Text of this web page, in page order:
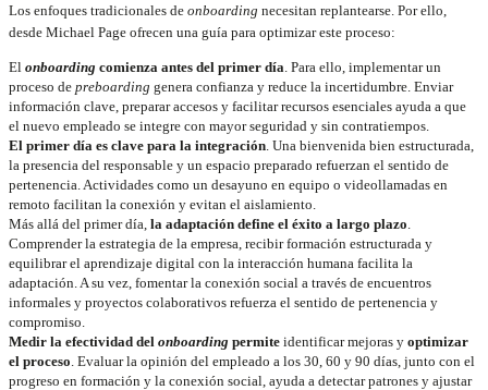
Los enfoques tradicionales de onboarding necesitan replantearse. Por ello,
desde Michael Page ofrecen una guía para optimizar este proceso:
El onboarding comienza antes del primer día . Para ello, implementar un
proceso de preboarding genera confianza y reduce la incertidumbre. Enviar
información clave, preparar accesos y facilitar recursos esenciales ayuda a que
el nuevo empleado se integre con mayor seguridad y sin contratiempos.
El primer día es clave para la integración . Una bienvenida bien estructurada,
la presencia del responsable y un espacio preparado refuerzan el sentido de
pertenencia. Actividades como un desayuno en equipo o videollamadas en
remoto facilitan la conexión y evitan el aislamiento.
Más allá del primer día, la adaptación define el éxito a largo plazo
Comprender la estrategia de la empresa, recibir formación estructurada y
equilibrar el aprendizaje digital con la interacción humana facilita la
adaptación. A su vez, fomentar la conexión social a través de encuentros
informales y proyectos colaborativos refuerza el sentido de pertenencia y
compromiso.
Medir la efectividad del onboarding permite identificar mejoras y optimizar
el proceso . Evaluar la opinión del empleado a los 30, 60 y 90 días, junto con el
progreso en formación y la conexión social, ayuda a detectar patrones y ajustar